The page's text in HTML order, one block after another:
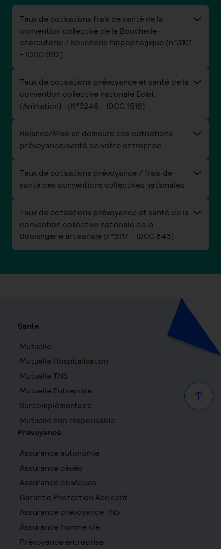
Taux de cotisations frais de santé de la
convention collective de la Boucherie-
charcuterie / Boucherie hippophagique (n°3101
- IDCC 992)
Taux de cotisations prévoyance et santé de la
convention collective nationale Eclat
(Animation) -(N°3246 - IDCC 1518)
Relance/Mise en demeure des cotisations
prévoyance/santé de votre entreprise
Taux de cotisations prévoyance / frais de
santé des conventions collectives nationales
Taux de cotisations prévoyance et santé de la
convention collective nationale de la
Boulangerie artisanale (n°3117 - IDCC 843)
Haut
Santé
Mutuelle
Mutuelle Hospitalisation
Mutuelle TNS
Mutuelle Entreprise
Surcomplémentaire
Mutuelle non responsable
Prévoyance
Assurance autonomie
Assurance décès
Assurance obsèques
Garantie Protection Accident
Assurance prévoyance TNS
Assurance homme clé
Prévoyance entreprise